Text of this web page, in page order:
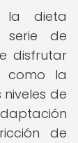
la dieta
serie de
disfrutar
como la
de
de